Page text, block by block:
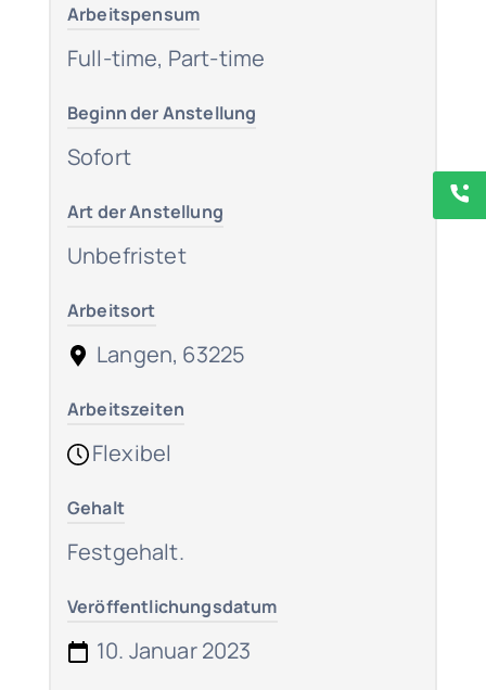
Arbeitspensum
Full-time, Part-time
Beginn der Anstellung
Sofort
Art der Anstellung
Unbefristet
Arbeitsort
Langen, 63225
Arbeitszeiten
Flexibel
Gehalt
Festgehalt.
Veröffentlichungsdatum
10. Januar 2023